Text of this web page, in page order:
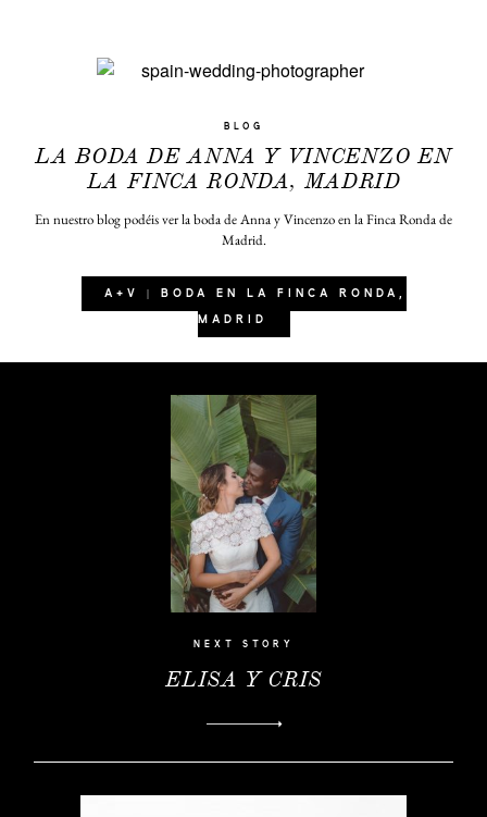
BLOG
LA BODA DE ANNA Y VINCENZO EN
LA FINCA RONDA, MADRID
En nuestro blog podéis ver la boda de Anna y Vincenzo en la Finca Ronda de
Madrid.
A+V | BODA EN LA FINCA RONDA,
MADRID
NEXT STORY
ELISA Y CRIS